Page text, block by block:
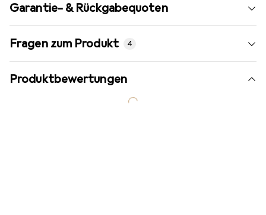
Garantie- & Rückgabequoten
Fragen zum Produkt 4
Produktbewertungen